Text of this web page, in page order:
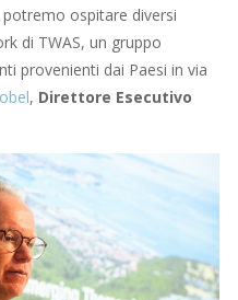
potremo ospitare diversi
di TWAS, un gruppo
provenienti dai Paesi in via
, Direttore Esecutivo